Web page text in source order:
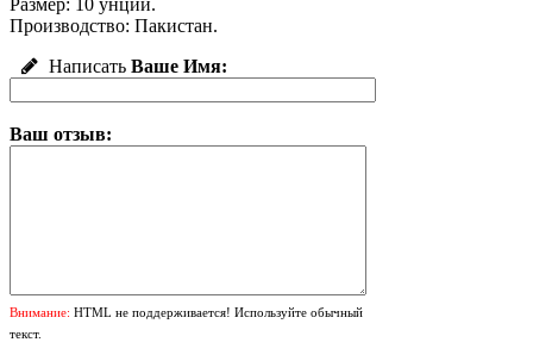
Размер: 10 унций.
Производство: Пакистан.
Написать Ваше Имя:
Ваш отзыв:
Внимание: HTML не поддерживается! Используйте обычный
текст.